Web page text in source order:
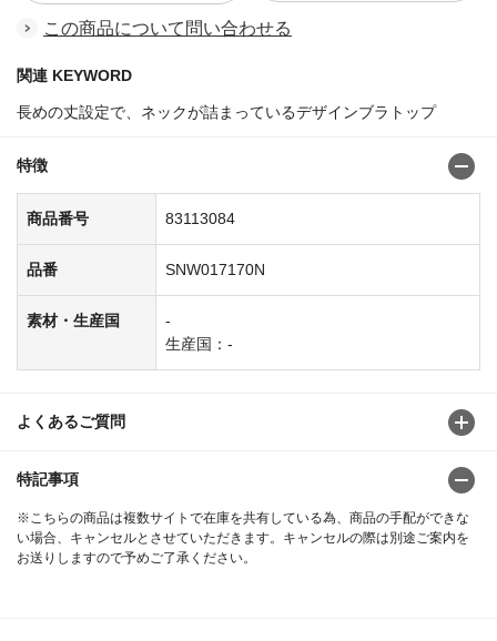
この商品について問い合わせる
関連 KEYWORD
長めの丈設定で、ネックが詰まっているデザインブラトップ
特徴
商品番号 83113084
品番 SNW017170N
素材・生産国
-
生産国：-
よくあるご質問
特記事項
※こちらの商品は複数サイトで在庫を共有している為、商品の手配ができな
い場合、キャンセルとさせていただきます。キャンセルの際は別途ご案内を
お送りしますので予めご了承ください。